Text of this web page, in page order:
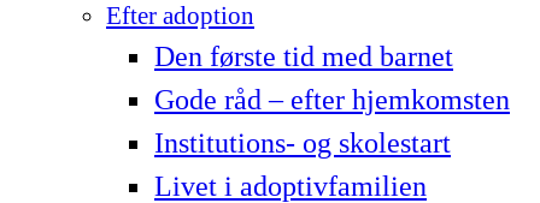
Efter adoption
Den første tid med barnet
Gode råd – efter hjemkomsten
Institutions- og skolestart
Livet i adoptivfamilien